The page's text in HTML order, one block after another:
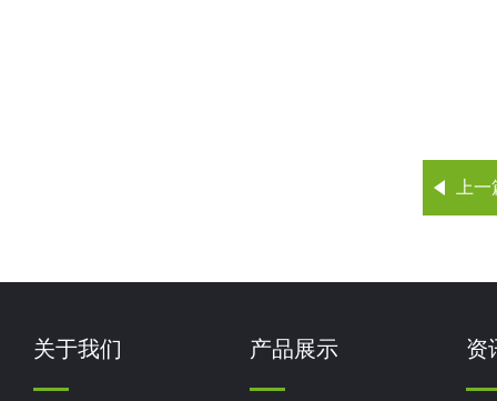
上
关于我们 产品展示 资